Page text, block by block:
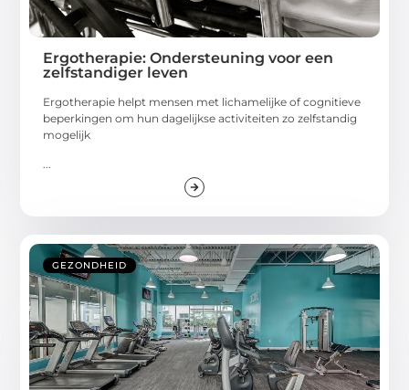
Ergotherapie: Ondersteuning voor een
zelfstandiger leven
Ergotherapie helpt mensen met lichamelijke of cognitieve
beperkingen om hun dagelijkse activiteiten zo zelfstandig
mogelijk
...
GEZONDHEID